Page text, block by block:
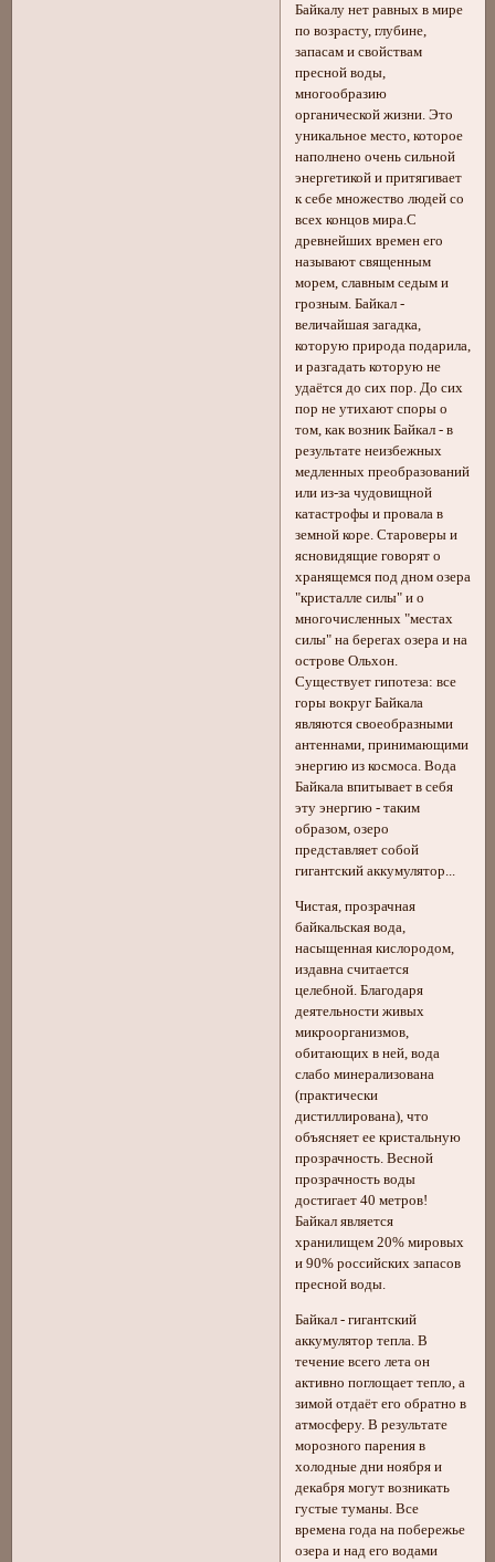
Байкалу нет равных в мире
по возрасту, глубине,
запасам и свойствам
пресной воды,
многообразию
органической жизни. Это
уникальное место, которое
наполнено очень сильной
энергетикой и притягивает
к себе множество людей со
всех концов мира.С
древнейших времен его
называют священным
морем, славным седым и
грозным. Байкал -
величайшая загадка,
которую природа подарила,
и разгадать которую не
удаётся до сих пор. До сих
пор не утихают споры о
том, как возник Байкал - в
результате неизбежных
медленных преобразований
или из-за чудовищной
катастрофы и провала в
земной коре. Староверы и
ясновидящие говорят о
хранящемся под дном озера
"кристалле силы" и о
многочисленных "местах
силы" на берегах озера и на
острове Ольхон.
Существует гипотеза: все
горы вокруг Байкала
являются своеобразными
антеннами, принимающими
энергию из космоса. Вода
Байкала впитывает в себя
эту энергию - таким
образом, озеро
представляет собой
гигантский аккумулятор...
Чистая, прозрачная
байкальская вода,
насыщенная кислородом,
издавна считается
целебной. Благодаря
деятельности живых
микроорганизмов,
обитающих в ней, вода
слабо минерализована
(практически
дистиллирована), что
объясняет ее кристальную
прозрачность. Весной
прозрачность воды
достигает 40 метров!
Байкал является
хранилищем 20% мировых
и 90% российских запасов
пресной воды.
Байкал - гигантский
аккумулятор тепла. В
течение всего лета он
активно поглощает тепло, а
зимой отдаёт его обратно в
атмосферу. В результате
морозного парения в
холодные дни ноября и
декабря могут возникать
густые туманы. Все
времена года на побережье
озера и над его водами